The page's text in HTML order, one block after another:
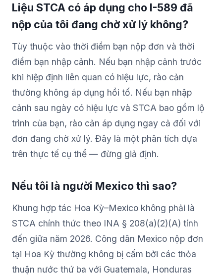
Liệu STCA có áp dụng cho I-589 đã
nộp của tôi đang chờ xử lý không?
Tùy thuộc vào thời điểm bạn nộp đơn và thời
điểm bạn nhập cảnh. Nếu bạn nhập cảnh trước
khi hiệp định liên quan có hiệu lực, rào cản
thường không áp dụng hồi tố. Nếu bạn nhập
cảnh sau ngày có hiệu lực và STCA bao gồm lộ
trình của bạn, rào cản áp dụng ngay cả đối với
đơn đang chờ xử lý. Đây là một phân tích dựa
trên thực tế cụ thể — đừng giả định.
Nếu tôi là người Mexico thì sao?
Khung hợp tác Hoa Kỳ–Mexico không phải là
STCA chính thức theo INA § 208(a)(2)(A) tính
đến giữa năm 2026. Công dân Mexico nộp đơn
tại Hoa Kỳ thường không bị cấm bởi các thỏa
thuận nước thứ ba với Guatemala, Honduras